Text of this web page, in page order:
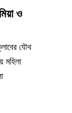
ও
যৌথ
মহিলা